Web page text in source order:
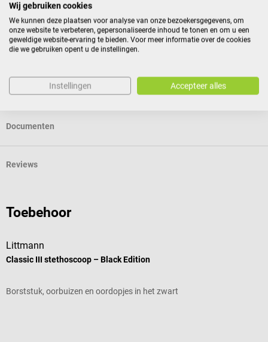
geretourneerd, als de verzegeling na levering is verwijderd.
Eigenschappen
Productidentificatie
Documenten
Reviews
Toebehoor
Littmann
Classic III stethoscoop – Black Edition
Borststuk, oorbuizen en oordopjes in het zwart
Wij gebruiken cookies
We kunnen deze plaatsen voor analyse van onze bezoekersgegevens, om
onze website te verbeteren, gepersonaliseerde inhoud te tonen en om u een
geweldige website-ervaring te bieden. Voor meer informatie over de cookies
die we gebruiken opent u de instellingen.
Instellingen Accepteer alles